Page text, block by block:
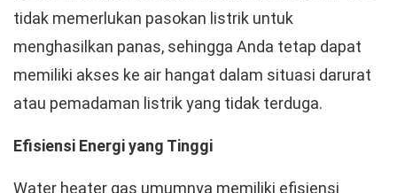
tidak memerlukan pasokan listrik untuk
menghasilkan panas, sehingga Anda tetap dapat
memiliki akses ke air hangat dalam situasi darurat
atau pemadaman listrik yang tidak terduga.
Efisiensi Energi yang Tinggi
Water heater gas umumnya memiliki efisiensi